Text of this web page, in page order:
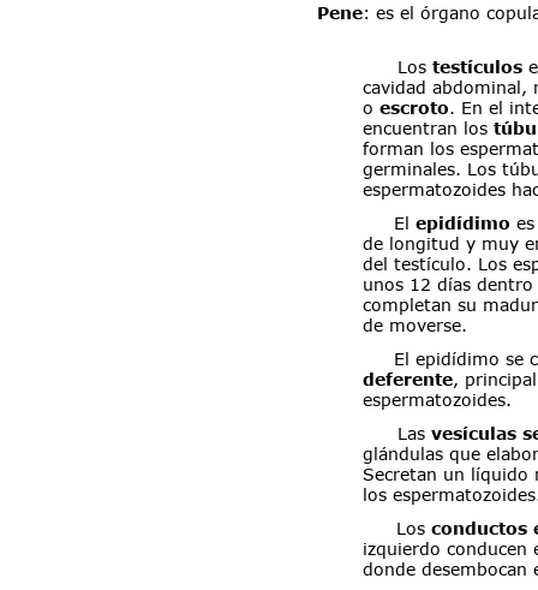
Pene: es el órgano
Los testículos
cavidad abdominal,
o escroto. En el
encuentran los
forman los
germinales. Los
espermatozoides
El epidídimo
de longitud y muy
del testículo. Los
unos 12 días
completan su
de moverse.
El epidídimo se
deferente,
espermatozoides.
Las vesículas
glándulas que
Secretan un
los
Los conductos
izquierdo conducen
donde desembocan